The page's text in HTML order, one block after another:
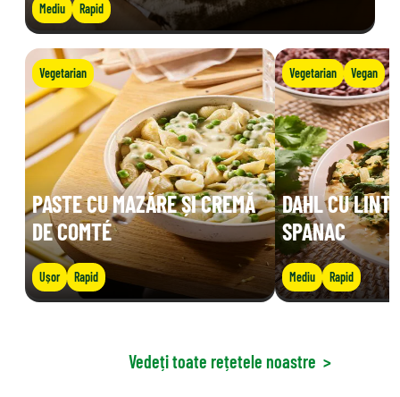
Mediu Rapid
Vegetarian
PASTE CU MAZĂRE ȘI CREMĂ
DE COMTÉ
Ușor Rapid
Vegetarian Vegan
DAHL CU
SPANAC
Mediu Rapid
Vedeți toate rețetele noastre >